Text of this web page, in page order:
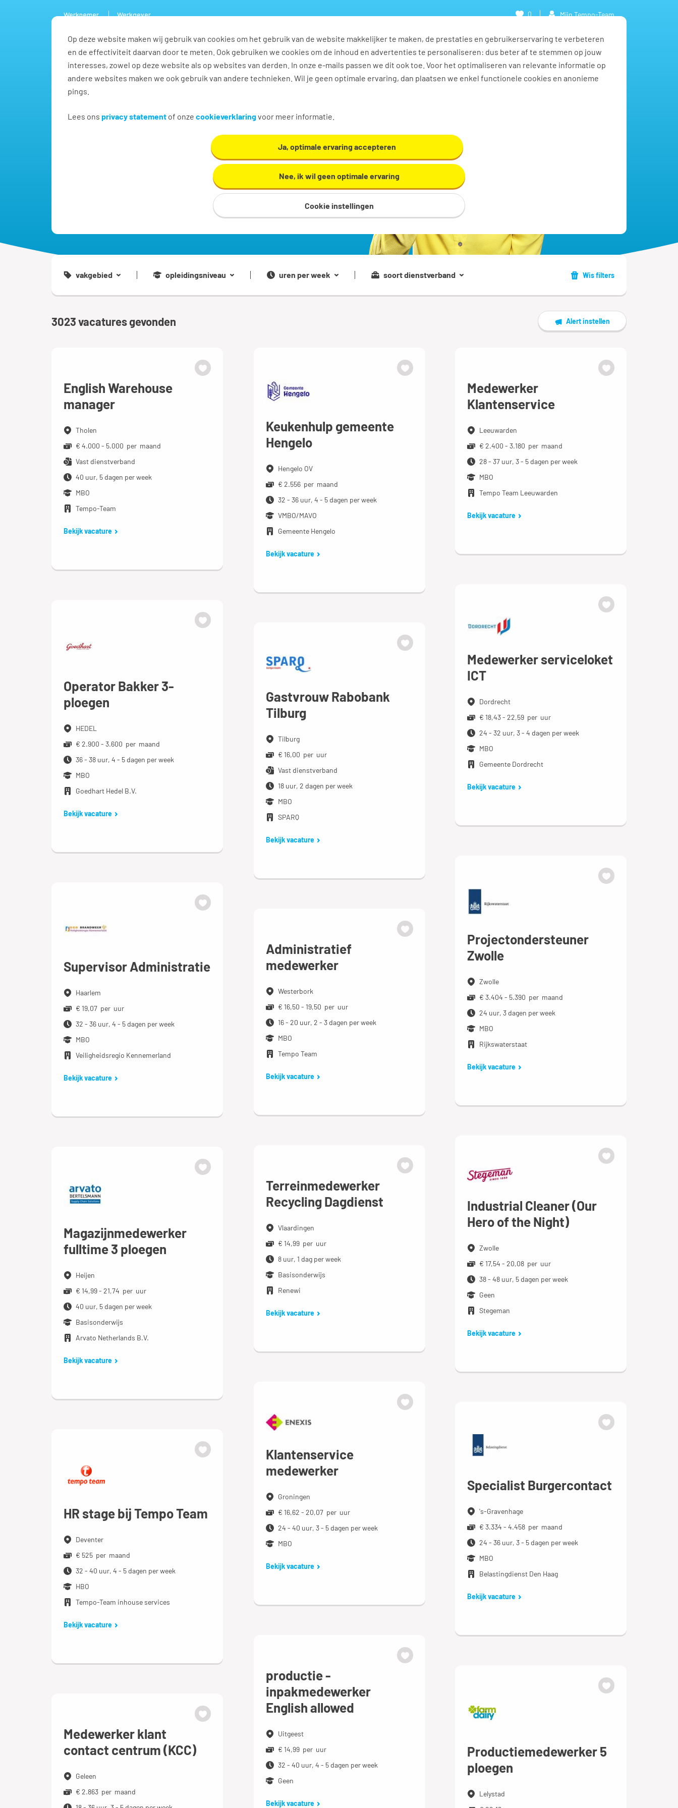
Op deze website maken wij gebruik van cookies om het gebruik van de website makkelijker te maken, de prestaties en gebruikerservaring te verbeteren
en de effectiviteit daarvan door te meten. Ook gebruiken we cookies om de inhoud en advertenties te personaliseren: dus beter af te stemmen op jouw
interesses, zowel op deze website als op websites van derden. In onze e-mails passen we dit ook toe. Voor het optimaliseren van relevante informatie op
andere websites maken we ook gebruik van andere technieken. Wil je geen optimale ervaring, dan plaatsen we enkel functionele cookies en anonieme
pings.
Lees ons privacy statement of onze cookieverklaringvoor meer informatie.
Ja, optimale ervaring accepteren
Nee, ik wil geen optimale ervaring
Cookie instellingen
Werknemer Werkgever
Vacatures Ontwikkel jezelf Werkplezier Contact
0 Mijn Tempo-Team
Vind jouw volgende baan
vakgebied opleidingsniveau uren per week soort dienstverband Wis filters
3023vacatures gevonden Alert instellen
English Warehouse
manager
Tholen
€ 4.000 - 5.000 per maand
Vast dienstverband
40 uur, 5 dagen per week
MBO
Tempo-Team
Bekijk vacature
Keukenhulp gemeente
Hengelo
Hengelo OV
€ 2.556 per maand
32 - 36 uur, 4 - 5 dagen per week
VMBO/MAVO
Gemeente Hengelo
Bekijk vacature
Medewerker
Klantenservice
Leeuwarden
€ 2.400 - 3.180 per maand
28 - 37 uur, 3 - 5 dagen per week
MBO
Tempo Team Leeuwarden
Bekijk vacature
Medewerker serviceloket
ICT
Dordrecht
€ 18,43 - 22,59 per uur
24 - 32 uur, 3 - 4 dagen per week
MBO
Gemeente Dordrecht
Bekijk vacature
Operator Bakker 3-
ploegen
HEDEL
€ 2.900 - 3.600 per maand
36 - 38 uur, 4 - 5 dagen per week
MBO
Goedhart Hedel B.V.
Bekijk vacature
Gastvrouw Rabobank
Tilburg
Tilburg
€ 16,00 per uur
Vast dienstverband
18 uur, 2 dagen per week
MBO
SPARQ
Bekijk vacature
Projectondersteuner
Zwolle
Zwolle
€ 3.404 - 5.390 per maand
24 uur, 3 dagen per week
MBO
Rijkswaterstaat
Bekijk vacature
Supervisor Administratie
Haarlem
€ 19,07 per uur
32 - 36 uur, 4 - 5 dagen per week
MBO
Veiligheidsregio Kennemerland
Bekijk vacature
Administratief
medewerker
Westerbork
€ 16,50 - 19,50 per uur
16 - 20 uur, 2 - 3 dagen per week
MBO
Tempo Team
Bekijk vacature
Industrial Cleaner (Our
Hero of the Night)
Zwolle
€ 17,54 - 20,08 per uur
38 - 48 uur, 5 dagen per week
Geen
Stegeman
Bekijk vacature
Terreinmedewerker
Recycling Dagdienst
Vlaardingen
€ 14,99 per uur
8 uur, 1 dag per week
Basisonderwijs
Renewi
Bekijk vacature
Magazijnmedewerker
fulltime 3 ploegen
Heijen
€ 14,99 - 21,74 per uur
40 uur, 5 dagen per week
Basisonderwijs
Arvato Netherlands B.V.
Bekijk vacature
Klantenservice
medewerker
Groningen
€ 16,62 - 20,07 per uur
24 - 40 uur, 3 - 5 dagen per week
MBO
Bekijk vacature
Specialist Burgercontact
's-Gravenhage
€ 3.334 - 4.458 per maand
24 - 36 uur, 3 - 5 dagen per week
MBO
Belastingdienst Den Haag
Bekijk vacature
HR stage bij Tempo Team
Deventer
€ 525 per maand
32 - 40 uur, 4 - 5 dagen per week
HBO
Tempo-Team inhouse services
Bekijk vacature
productie -
inpakmedewerker
English allowed
Uitgeest
€ 14,99 per uur
32 - 40 uur, 4 - 5 dagen per week
Geen
Bekijk vacature
Productiemedewerker 5
ploegen
Lelystad
Medewerker klant
contact centrum (KCC)
Geleen
€ 2.863 per maand